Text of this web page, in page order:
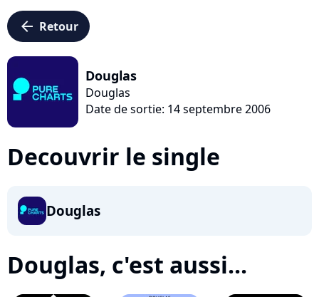
arrow_left Retour
Douglas
Douglas
Date de sortie: 14 septembre 2006
Decouvrir le single
Douglas
Douglas, c'est aussi...